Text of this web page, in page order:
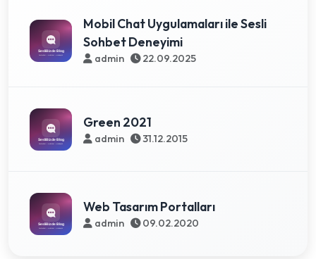
Mobil Chat Uygulamaları ile Sesli
Sohbet Deneyimi
admin 22.09.2025
Green 2021
admin 31.12.2015
Web Tasarım Portalları
admin 09.02.2020